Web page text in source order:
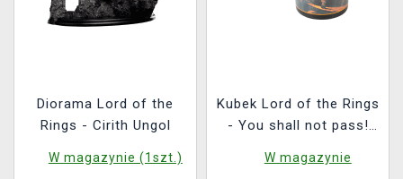
Diorama Lord of the
Rings - Cirith Ungol
W magazynie (1szt.)
Kubek Lord of the Rings
- You shall not pass!
W magazynie